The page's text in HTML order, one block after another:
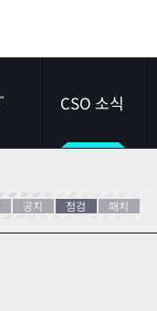
CSO 소식
이벤트
공지 점검 패치